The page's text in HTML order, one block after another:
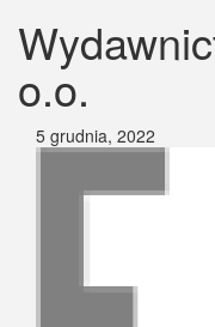
o.o.
5 grudnia, 2022